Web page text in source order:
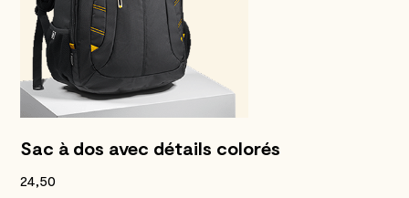
Sac à dos avec détails colorés
24,50